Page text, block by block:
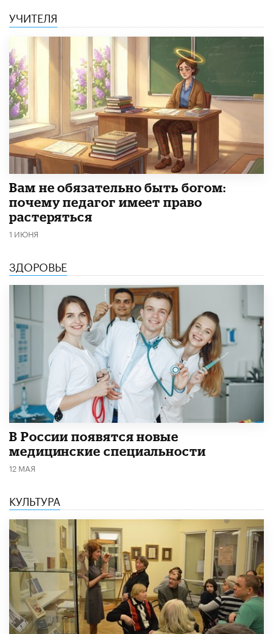
УЧИТЕЛЯ
​Вам не обязательно быть богом:
почему педагог имеет право
растеряться
1 ИЮНЯ
ЗДОРОВЬЕ
В России появятся новые
медицинские специальности
12 МАЯ
КУЛЬТУРА